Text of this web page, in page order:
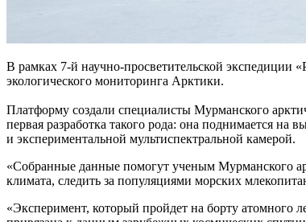
В рамках 7-й научно-просветительской экспедиции
экологического мониторинга Арктики.
Платформу создали специалисты Мурманского
первая разработка такого рода: она поднимается
и экспериментальной мультиспектральной камерой.
«Собранные данные помогут ученым Мурманского
климата, следить за популяциями морских
«Эксперимент, который пройдет на борту атомного